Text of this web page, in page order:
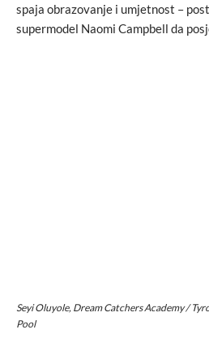
spaja obrazovanje i umjetnost –
supermodel Naomi Campbell da
Seyi Oluyole, Dream Catchers Academy /
Pool